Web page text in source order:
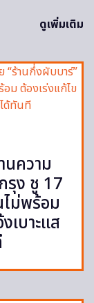
ดูเพิ่มเติม
นความ
รุง ชู 17
ม่พร้อม
เบาะแส